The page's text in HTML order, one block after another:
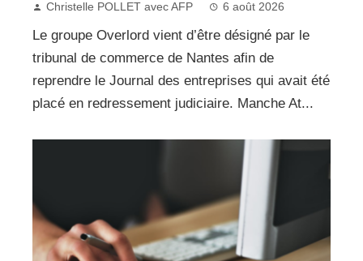
Christelle POLLET avec AFP 6 août 2026
Le groupe Overlord vient d’être désigné par le
tribunal de commerce de Nantes afin de
reprendre le Journal des entreprises qui avait été
placé en redressement judiciaire. Manche At...